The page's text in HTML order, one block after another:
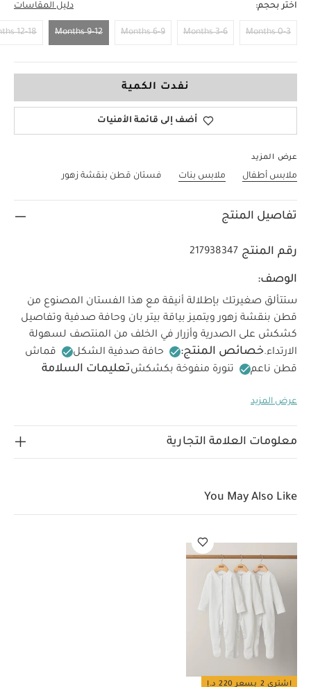
اختر بحجم: دليل المقاسات
0-3 Months
3-6 Months
6-9 Months
9-12 Months
12-18 Months
نفدت الكمية
أضف إلى قائمة الأمنيات
عرض المزيد
ملابس أطفال ملابس بنات فستان قطن بنقشة زهور
تفاصيل المنتج
رقم المنتج 217938347
الوصف:
ستتألق صغيرتك بإطلالة أنيقة مع هذا الفستان المصنوع من
قطن بنقشة زهور ويتميز بياقة بيتر بان وحافة صدفية وتفاصيل
كشكش على الصدرية وأزرار في الخلف من المنتصف لسهولة
الارتداء.خصائص المنتج: حافة صدفية الشكل
قماش
قطن ناعم
تنورة منفوخة بكشكشتعليمات السلامة
100‏‏%‏‏ قطن
حرارة 40 درجة مئوية
ممنوع استخدام المبيضات
عضوية بلون أبيض - 3 قطع
عرض المزيد
معلومات العلامة التجارية
You May Also Like
اشتري 2 بسعر 220 د.إ